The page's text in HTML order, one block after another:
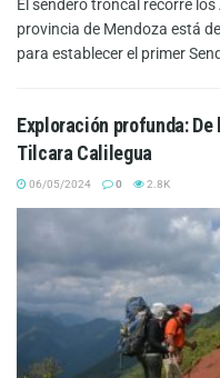
El sendero troncal recorre
provincia de Mendoza está
para establecer el primer
Exploración profunda:
Tilcara Calilegua
06/05/2024 0 2.8K